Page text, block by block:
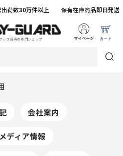
ッズ販売の専門ショップ
出荷数30万件以上 保有在庫商品即日発送
会社案内
ディア情報